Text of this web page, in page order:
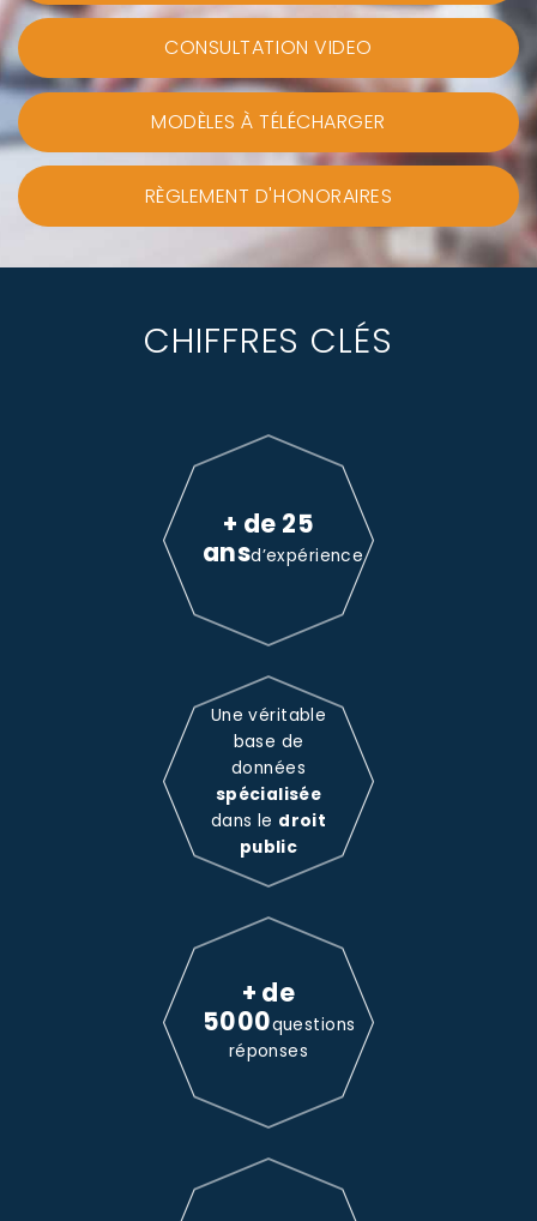
CONSULTATION VIDEO
MODÈLES À TÉLÉCHARGER
RÈGLEMENT D'HONORAIRES
CHIFFRES CLÉS
+ de 25
ansd’expérience
Une véritable
base de
données
spécialisée
dans le droit
public
+ de
5000questions
réponses